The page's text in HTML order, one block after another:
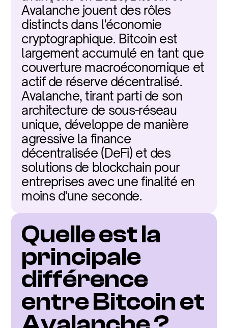
Avalanche jouent des rôles
distincts dans l'économie
cryptographique. Bitcoin est
largement accumulé en tant que
couverture macroéconomique et
actif de réserve décentralisé.
Avalanche, tirant parti de son
architecture de sous-réseau
unique, développe de manière
agressive la finance
décentralisée (DeFi) et des
solutions de blockchain pour
entreprises avec une finalité en
moins d'une seconde.
Quelle est la
principale
différence
entre Bitcoin et